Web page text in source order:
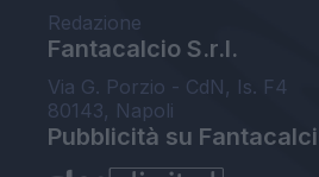
Redazione
Fantacalcio S.r.l.
Via G. Porzio - CdN, Is. F4
80143, Napoli
Pubblicità su